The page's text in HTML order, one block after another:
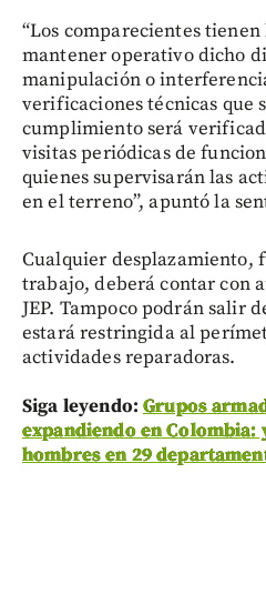
“Los comparecientes
mantener operativo dicho
manipulación o
verificaciones técnicas que
cumplimiento será
visitas periódicas de
quienes supervisarán las
en el terreno”, apuntó la
Cualquier desplazamiento,
trabajo, deberá contar con
JEP. Tampoco podrán salir
estará restringida al
actividades reparadoras.
Siga leyendo:Grupos
expandiendo en Colombia:
hombres en 29